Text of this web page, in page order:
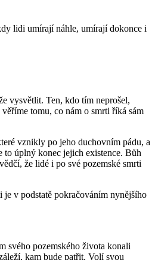
lidi umírají náhle, umírají dokonce i
vysvětlit. Ten, kdo tím neprošel,
tomu, co nám o smrti říká sám
vznikly po jeho duchovním pádu, a
to úplný konec jejich existence. Bůh
že lidé i po své pozemské smrti
je v podstatě pokračováním nynějšího
svého pozemského života konali
kam bude patřit. Volí svou